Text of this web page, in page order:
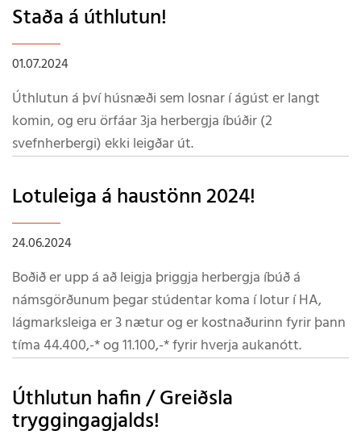
Staða á úthlutun!
01.07.2024
Úthlutun á því húsnæði sem losnar í ágúst er langt
komin, og eru örfáar 3ja herbergja íbúðir (2
svefnherbergi) ekki leigðar út.
Lotuleiga á haustönn 2024!
24.06.2024
Boðið er upp á að leigja þriggja herbergja íbúð á
námsgörðunum þegar stúdentar koma í lotur í HA,
lágmarksleiga er 3 nætur og er kostnaðurinn fyrir þann
tíma 44.400,-* og 11.100,-* fyrir hverja aukanótt.
Úthlutun hafin / Greiðsla
tryggingagjalds!